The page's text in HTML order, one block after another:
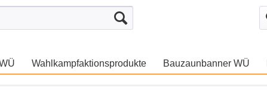
Wahlkampfaktionsprodukte Bauzaunbanner WÜ